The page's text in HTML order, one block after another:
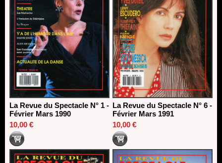
La Revue du Spectacle N° 1 -
Février Mars 1990
10,00 €
La Revue du Spectacle N° 6 -
Février Mars 1991
10,00 €